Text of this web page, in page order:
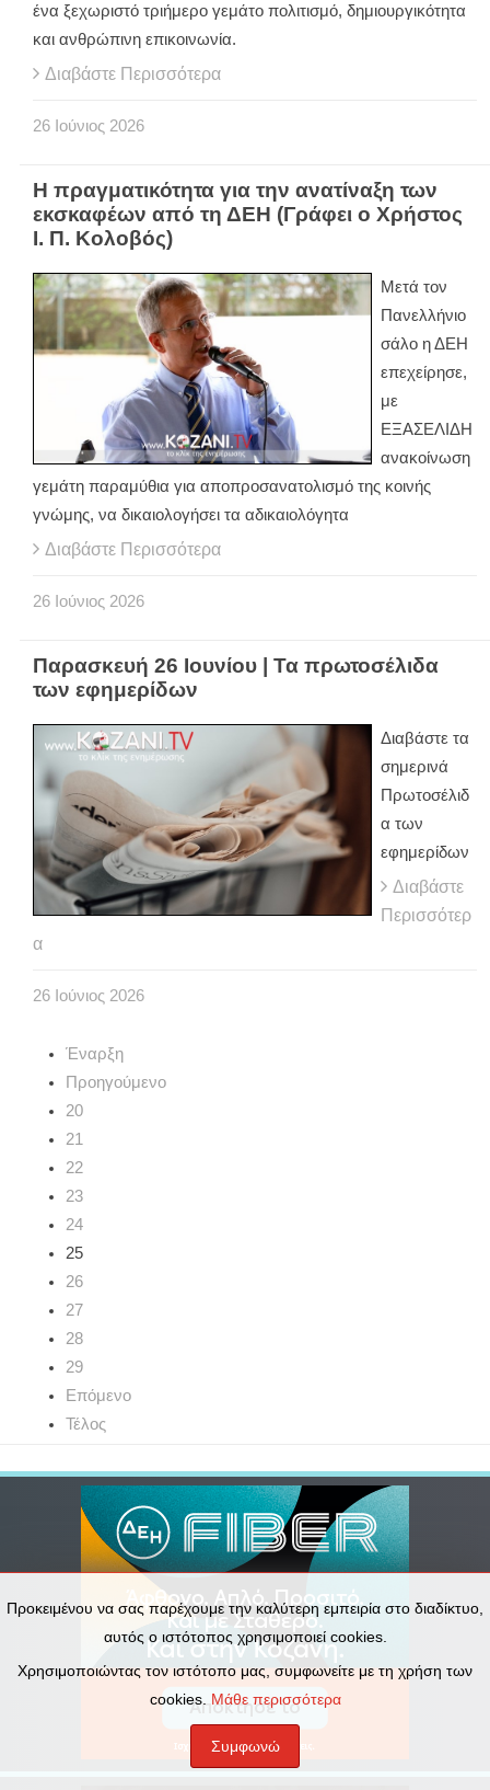
ένα ξεχωριστό τριήμερο γεμάτο πολιτισμό, δημιουργικότητα
και ανθρώπινη επικοινωνία.
Διαβάστε Περισσότερα
26 Ιούνιος 2026
Η πραγματικότητα για την ανατίναξη των
εκσκαφέων από τη ΔΕΗ (Γράφει ο Χρήστος
Ι. Π. Κολοβός)
Μετά τον
Πανελλήνιο
σάλο η ΔΕΗ
επεχείρησε,
με
ΕΞΑΣΕΛΙΔΗ
ανακοίνωση
γεμάτη παραμύθια για αποπροσανατολισμό της κοινής
γνώμης, να δικαιολογήσει τα αδικαιολόγητα
Διαβάστε Περισσότερα
26 Ιούνιος 2026
Παρασκευή 26 Ιουνίου | Τα πρωτοσέλιδα
των εφημερίδων
Διαβάστε τα
σημερινά
Πρωτοσέλιδ
α των
εφημερίδων
Διαβάστε
Περισσότερ
α
26 Ιούνιος 2026
Έναρξη
Προηγούμενο
20
21
22
23
24
25
26
27
28
29
Επόμενο
Τέλος
Προκειμένου να σας παρέχουμε την καλύτερη εμπειρία στο διαδίκτυο,
αυτός ο ιστότοπος χρησιμοποιεί cookies.
Χρησιμοποιώντας τον ιστότοπο μας, συμφωνείτε με τη χρήση των
cookies. Μάθε περισσότερα
Συμφωνώ